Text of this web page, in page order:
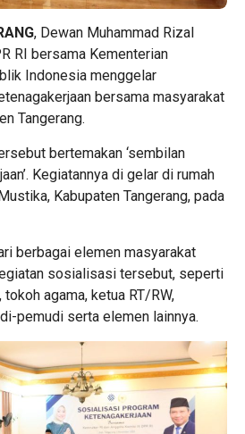
, Dewan Muhammad Rizal
RI bersama Kementerian
Indonesia menggelar
bersama masyarakat
Tangerang.
bertemakan ‘sembilan
Kegiatannya di gelar di rumah
Kabupaten Tangerang, pada
berbagai elemen masyarakat
sosialisasi tersebut, seperti
agama, ketua RT/RW,
pemudi serta elemen lainnya.